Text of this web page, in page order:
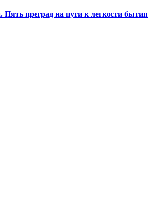
Пять преград на пути к легкости бытия